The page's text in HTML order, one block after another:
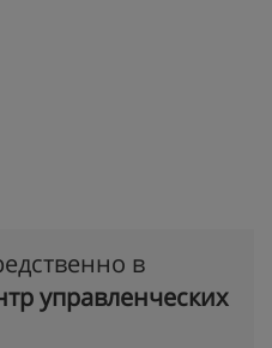
в
управленческих